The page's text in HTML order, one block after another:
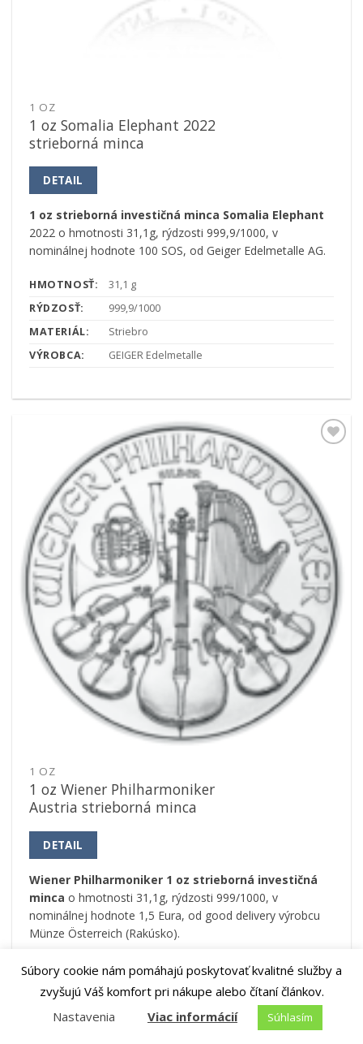
1 OZ
1 oz Somalia Elephant 2022
strieborná minca
DETAIL
1 oz strieborná investičná minca Somalia Elephant
2022 o hmotnosti 31,1g, rýdzosti 999,9/1000, v
nominálnej hodnote 100 SOS, od Geiger Edelmetalle AG.
HMOTNOSŤ:
31,1 g
RÝDZOSŤ:
999,9/1000
MATERIÁL:
Striebro
VÝROBCA:
GEIGER Edelmetalle
obľúbeným
1 OZ
1 oz Wiener Philharmoniker
Austria strieborná minca
DETAIL
Wiener Philharmoniker 1 oz strieborná investičná
minca o hmotnosti 31,1g, rýdzosti 999/1000, v
nominálnej hodnote 1,5 Eura, od good delivery výrobcu
Münze Österreich (Rakúsko).
HMOTNOSŤ:
31,1 g
RÝDZOSŤ:
999/1000
MATERIÁL:
Striebro
Súbory cookie nám pomáhajú poskytovať kvalitné služby a
zvyšujú Váš komfort pri nákupe alebo čítaní článkov.
Nastavenia
Viac informácií Súhlasím